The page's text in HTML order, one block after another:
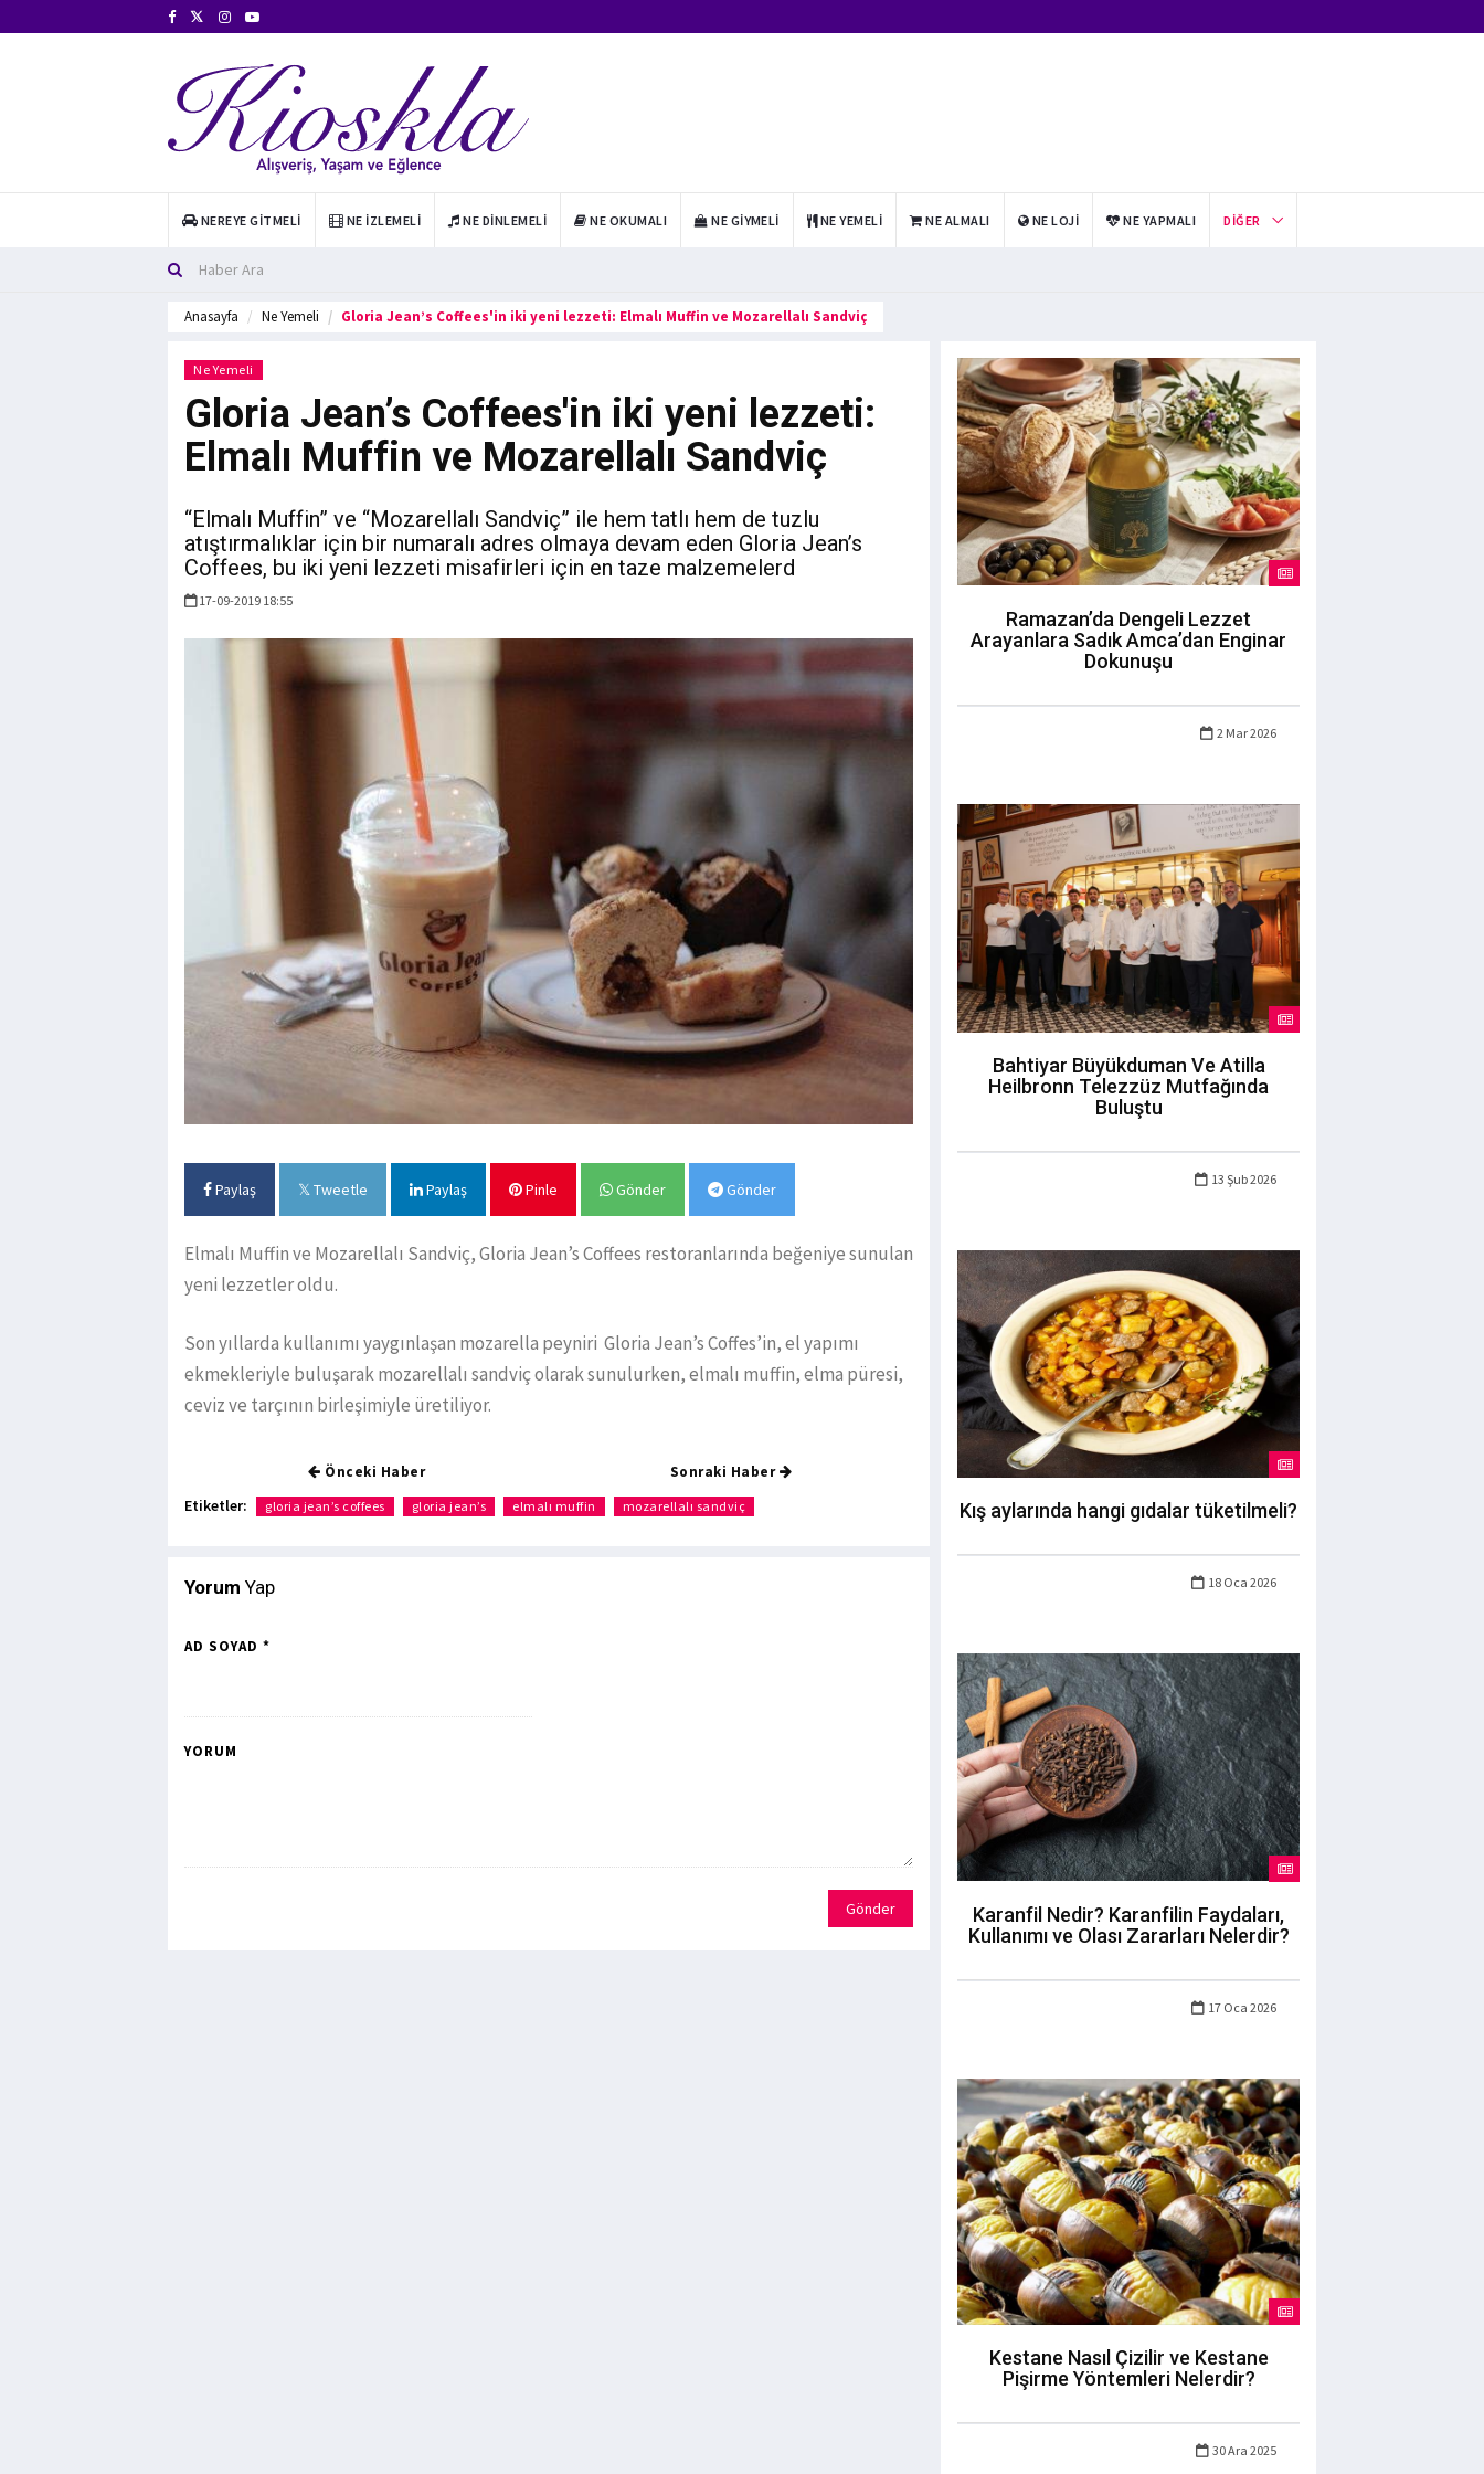
NEREYE GITMELI NE İZLEMELI NE DINLEMELI NE OKUMALI NE GIYMELI NE YEMELI NE ALMALI NE LOJI NE YAPMALI DIĞER
Anasayfa Ne Yemeli Gloria Jean’s Coffees'in iki yeni lezzeti: Elmalı Muffin ve Mozarellalı Sandviç
Ne Yemeli
Gloria Jean’s Coffees'in iki yeni lezzeti:
Elmalı Muffin ve Mozarellalı Sandviç
“Elmalı Muffin” ve “Mozarellalı Sandviç” ile hem tatlı hem de tuzlu
atıştırmalıklar için bir numaralı adres olmaya devam eden Gloria Jean’s
Coffees, bu iki yeni lezzeti misafirleri için en taze malzemelerd
17-09-2019 18:55
Paylaş Tweetle Paylaş Pinle Gönder Gönder
Elmalı Muffin ve Mozarellalı Sandviç, Gloria Jean’s Coffees restoranlarında beğeniye sunulan
yeni lezzetler oldu.
Son yıllarda kullanımı yaygınlaşan mozarella peyniri Gloria Jean’s Coffes’in, el yapımı
ekmekleriyle buluşarak mozarellalı sandviç olarak sunulurken, elmalı muffin, elma püresi,
ceviz ve tarçının birleşimiyle üretiliyor.
Önceki Haber Sonraki Haber
Etiketler: gloria jean’s coffees gloria jean’s elmalı muffin mozarellalı sandviç
Yorum Yap
AD SOYAD *
YORUM
Gönder
Ramazan’da Dengeli Lezzet
Arayanlara Sadık Amca’dan Enginar
Dokunuşu
2 Mar 2026
Bahtiyar Büyükduman Ve Atilla
Heilbronn Telezzüz Mutfağında
Buluştu
13 Şub 2026
Kış aylarında hangi gıdalar tüketilmeli?
18 Oca 2026
Karanfil Nedir? Karanfilin Faydaları,
Kullanımı ve Olası Zararları Nelerdir?
17 Oca 2026
Kestane Nasıl Çizilir ve Kestane
Pişirme Yöntemleri Nelerdir?
30 Ara 2025